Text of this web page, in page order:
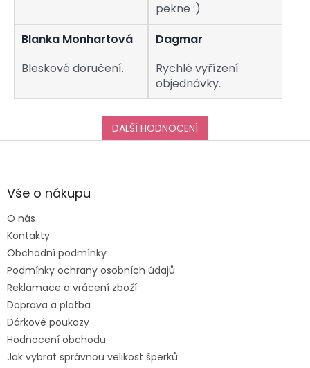
pekne :)
Blanka Monhartová
Bleskové doručení.
Dagmar
Rychlé vyřízení
objednávky.
DALŠÍ HODNOCENÍ
Z
aVše o nákupu
O nás
Kontakty
Obchodní podmínky
Podmínky ochrany osobních údajů
Reklamace a vrácení zboží
Doprava a platba
Dárkové poukazy
Hodnocení obchodu
Jak vybrat správnou velikost šperků